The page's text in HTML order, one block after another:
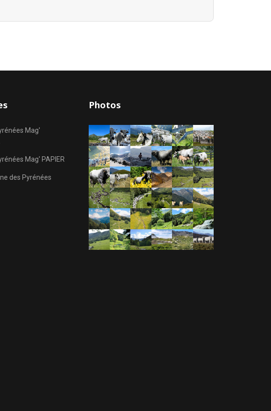
Mag'
Mag' PAPIER
des Pyrénées
Photos